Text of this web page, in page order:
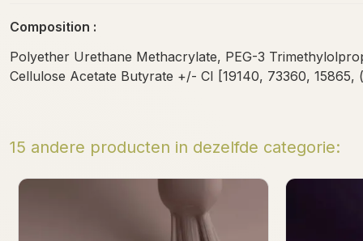
Composition :
Polyether Urethane Methacrylate, PEG-3
Cellulose Acetate Butyrate +/- CI [19140, 73360,
15 andere producten in dezelfde categorie:
Cat Mama Gel Polish 7ml